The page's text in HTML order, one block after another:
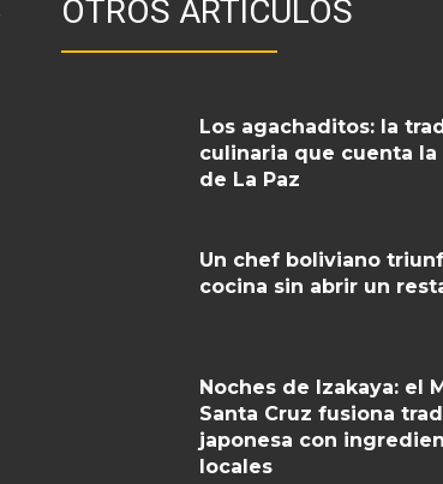
OTROS ARTICULOS
Los agachaditos: la
culinaria que cuenta la
de La Paz
Un chef boliviano
cocina sin abrir un
Noches de Izakaya: el
Santa Cruz fusiona
japonesa con
locales